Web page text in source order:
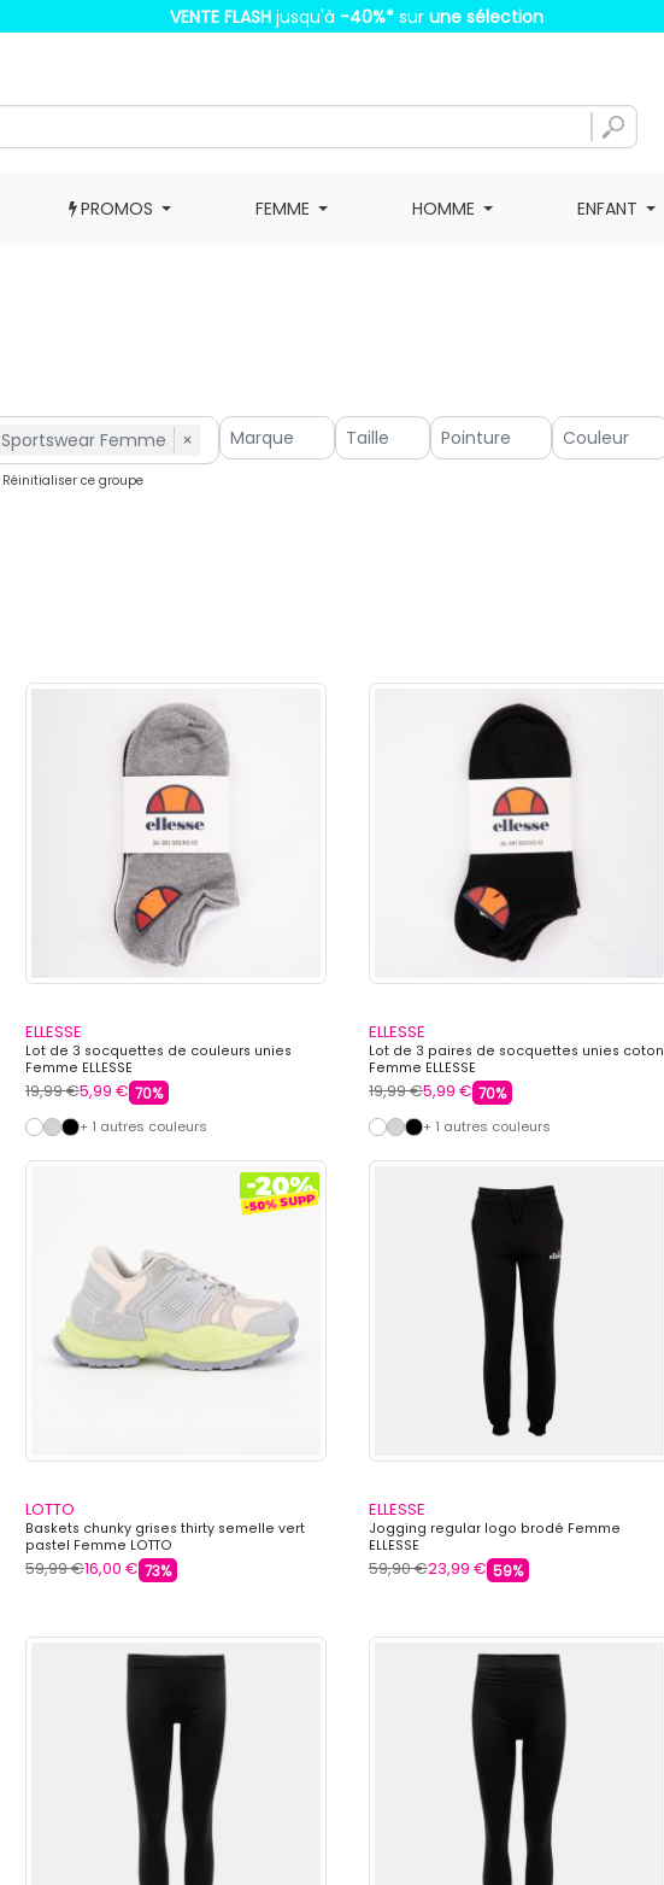
VENTE FLASH jusqu'à -40%* sur une sélection
PROMOS FEMME HOMME ENFANT
Sportswear Femme ×
Réinitialiser ce groupe
ELLESSE
Lot de 3 socquettes de couleurs unies
Femme ELLESSE
19,99 €5,99 € 70%
+ 1 autres couleurs
ELLESSE
Lot de 3 paires de socquettes unies coton
Femme ELLESSE
19,99 €5,99 € 70%
+ 1 autres couleurs
LOTTO
Baskets chunky grises thirty semelle vert
pastel Femme LOTTO
59,99 €16,00 € 73%
ELLESSE
Jogging regular logo brodé Femme
ELLESSE
59,90 €23,99 € 59%